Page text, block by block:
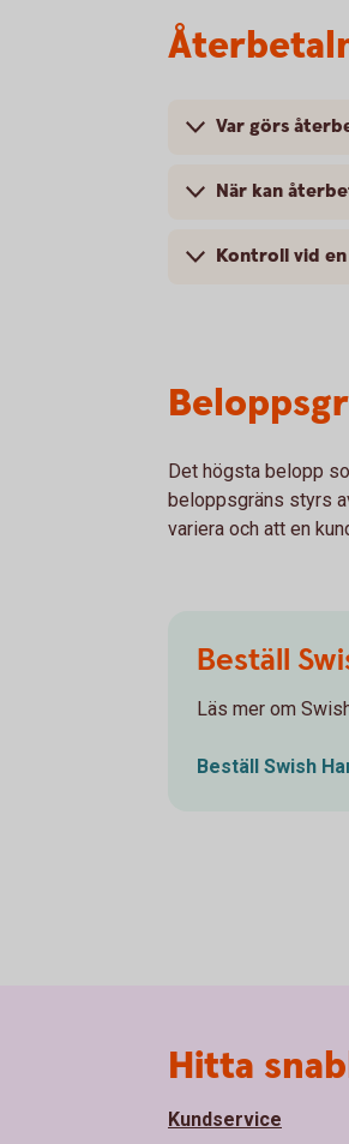
Var görs
När kan
Kontroll vid
Det högsta belopp
beloppsgräns styrs
variera och att en
Beställ
Läs mer om
Beställ Swish
Hitta
Kundservice